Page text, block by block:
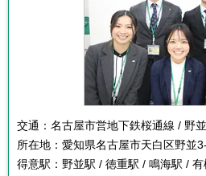
交通： 名古屋市営地下鉄桜通線 / 野
所在地： 愛知県名古屋市天白区野並
得意駅： 野並駅 / 徳重駅 / 鳴海駅 /